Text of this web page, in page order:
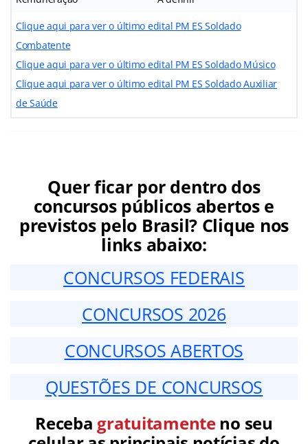
Clique aqui para ver o último edital PM ES Soldado
Combatente
Clique aqui para ver o último edital PM ES Soldado Músico
Clique aqui para ver o último edital PM ES Soldado Auxiliar
de Saúde
Quer ficar por dentro dos
concursos públicos abertos e
previstos pelo Brasil? Clique nos
links abaixo:
CONCURSOS FEDERAIS
CONCURSOS 2026
CONCURSOS ABERTOS
QUESTÕES DE CONCURSOS
Receba gratuitamenteno seu